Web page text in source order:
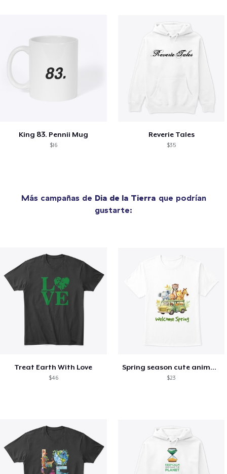
King 83. Pennii Mug
$16
Reverie Tales
$35
Más campañas de Dia de la Tierra que podrían
gustarte:
Treat Earth With Love
$46
Spring season cute animal kids tshirt
$23